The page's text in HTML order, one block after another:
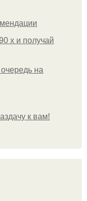
х и получай
на
к вам!